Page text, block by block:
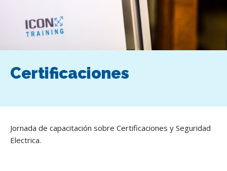
Certificaciones
Jornada de capacitación sobre Certificaciones y Seguridad
Electrica.